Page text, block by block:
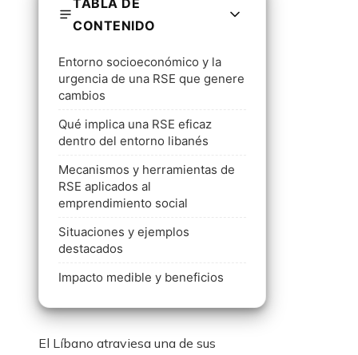
TABLA DE
CONTENIDO
Entorno socioeconómico y la
urgencia de una RSE que genere
cambios
Qué implica una RSE eficaz
dentro del entorno libanés
Mecanismos y herramientas de
RSE aplicados al
emprendimiento social
Situaciones y ejemplos
destacados
Impacto medible y beneficios
El Líbano atraviesa una de sus